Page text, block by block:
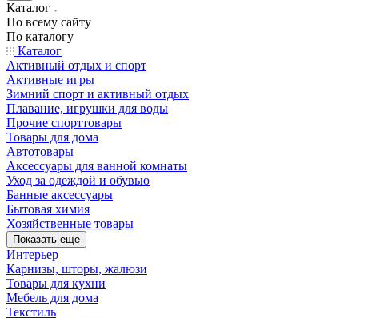
Каталог
По всему сайту
По каталогу
Каталог
Активный отдых и спорт
Активные игры
Зимний спорт и активный отдых
Плавание, игрушки для воды
Прочие спорттовары
Товары для дома
Автотовары
Аксессуары для ванной комнаты
Уход за одеждой и обувью
Банные аксессуары
Бытовая химия
Хозяйственные товары
Показать еще
Интерьер
Карнизы, шторы, жалюзи
Товары для кухни
Мебель для дома
Текстиль